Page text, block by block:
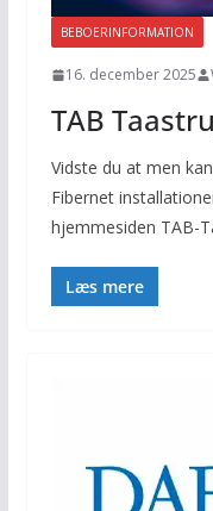
BEBOERINFORMATION
16. december 2025
TAB
Vidste du at men
Fibernet
hjemmesiden TAB-
Læs mere